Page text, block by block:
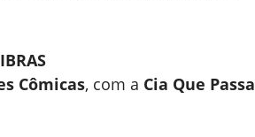
Cômicas, com a Cia Que Passa